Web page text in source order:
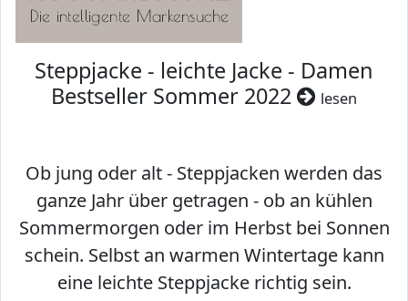
Steppjacke - leichte Jacke - Damen
Bestseller Sommer 2022
lesen
Ob jung oder alt - Steppjacken werden das
ganze Jahr über getragen - ob an kühlen
Sommermorgen oder im Herbst bei Sonnen
schein. Selbst an warmen Wintertage kann
eine leichte Steppjacke richtig sein.